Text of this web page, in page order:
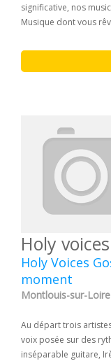
significative, nos
Musique dont vous
Holy
Holy Voices
moment
Montlouis-sur-
Au départ trois
voix posée sur des
inséparable guitare,